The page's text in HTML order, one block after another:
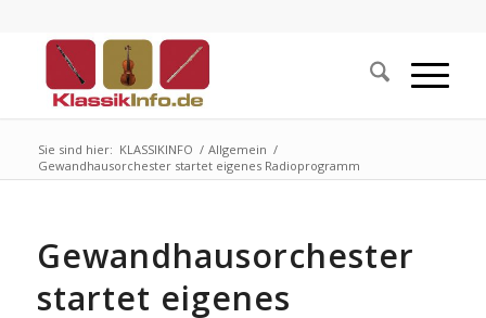
Sie sind hier: KLASSIKINFO / Allgemein /
Gewandhausorchester startet eigenes Radioprogramm
Gewandhausorchester
startet eigenes